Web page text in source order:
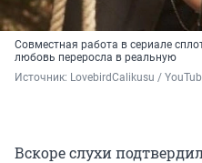
Совместная работа в сериале
любовь переросла в реальную
Источник: LovebirdCalikusu /
Вскоре слухи